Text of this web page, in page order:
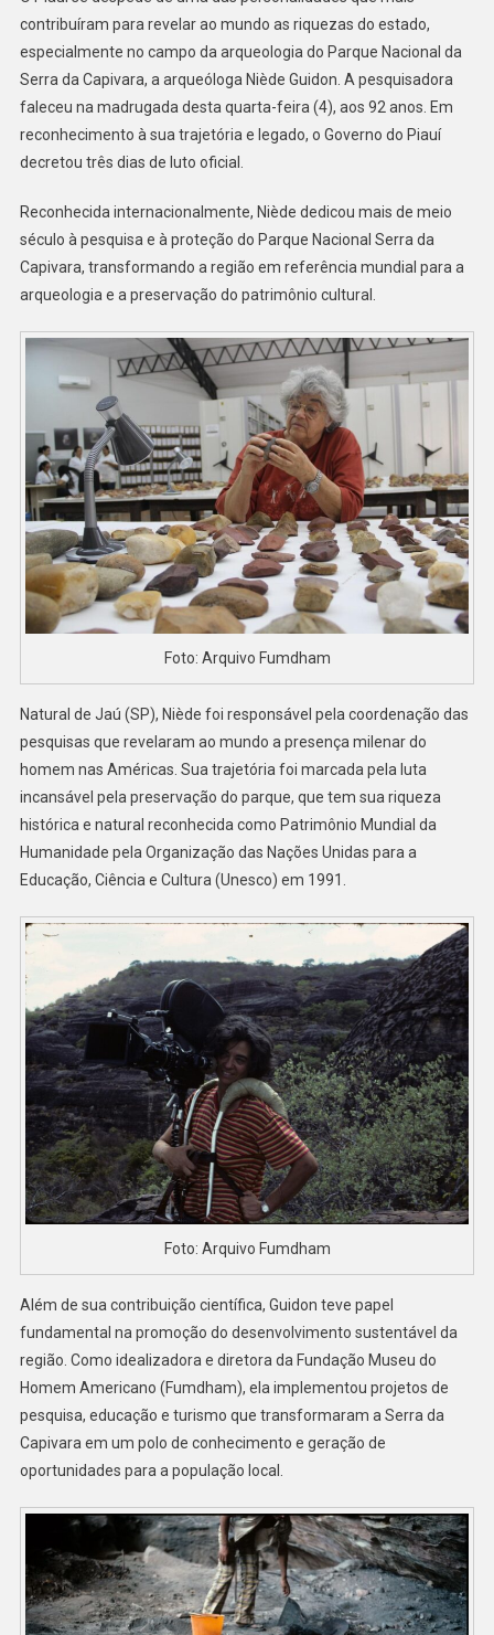
contribuíram para revelar ao mundo as riquezas do estado,
especialmente no campo da arqueologia do Parque Nacional da
Serra da Capivara, a arqueóloga Niède Guidon. A pesquisadora
faleceu na madrugada desta quarta-feira (4), aos 92 anos. Em
reconhecimento à sua trajetória e legado, o Governo do Piauí
decretou três dias de luto oficial.
Reconhecida internacionalmente, Niède dedicou mais de meio
século à pesquisa e à proteção do Parque Nacional Serra da
Capivara, transformando a região em referência mundial para a
arqueologia e a preservação do patrimônio cultural.
Foto: Arquivo Fumdham
Natural de Jaú (SP), Niède foi responsável pela coordenação das
pesquisas que revelaram ao mundo a presença milenar do
homem nas Américas. Sua trajetória foi marcada pela luta
incansável pela preservação do parque, que tem sua riqueza
histórica e natural reconhecida como Patrimônio Mundial da
Humanidade pela Organização das Nações Unidas para a
Educação, Ciência e Cultura (Unesco) em 1991.
Foto: Arquivo Fumdham
Além de sua contribuição científica, Guidon teve papel
fundamental na promoção do desenvolvimento sustentável da
região. Como idealizadora e diretora da Fundação Museu do
Homem Americano (Fumdham), ela implementou projetos de
pesquisa, educação e turismo que transformaram a Serra da
Capivara em um polo de conhecimento e geração de
oportunidades para a população local.